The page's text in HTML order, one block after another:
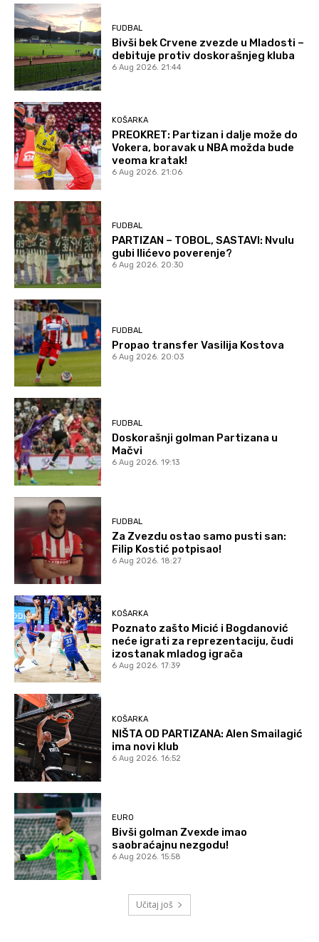
FUDBAL
Bivši bek Crvene zvezde u Mladosti –
debituje protiv doskorašnjeg kluba
6 Aug 2026. 21:44
KOŠARKA
PREOKRET: Partizan i dalje može do
Vokera, boravak u NBA možda bude
veoma kratak!
6 Aug 2026. 21:06
FUDBAL
PARTIZAN – TOBOL, SASTAVI: Nvulu
gubi Ilićevo poverenje?
6 Aug 2026. 20:30
FUDBAL
Propao transfer Vasilija Kostova
6 Aug 2026. 20:03
FUDBAL
Doskorašnji golman Partizana u
Mačvi
6 Aug 2026. 19:13
FUDBAL
Za Zvezdu ostao samo pusti san:
Filip Kostić potpisao!
6 Aug 2026. 18:27
KOŠARKA
Poznato zašto Micić i Bogdanović
neće igrati za reprezentaciju, čudi
izostanak mladog igrača
6 Aug 2026. 17:39
KOŠARKA
NIŠTA OD PARTIZANA: Alen Smailagić
ima novi klub
6 Aug 2026. 16:52
EURO
Bivši golman Zvexde imao
saobraćajnu nezgodu!
6 Aug 2026. 15:58
Učitaj još